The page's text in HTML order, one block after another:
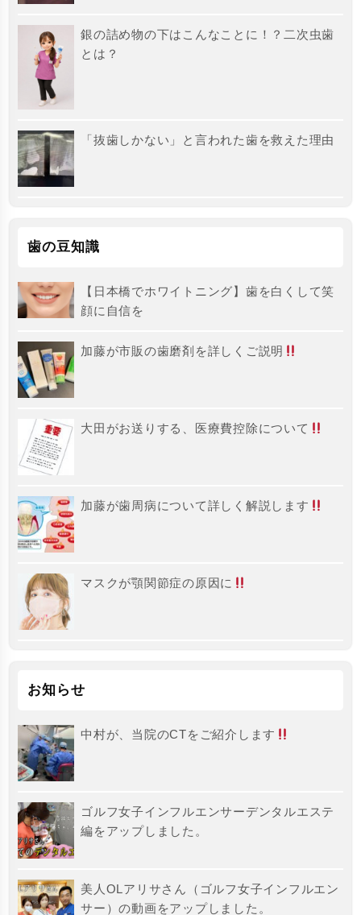
銀の詰め物の下はこんなことに！？二次虫歯
とは？
「抜歯しかない」と言われた歯を救えた理由
歯の豆知識
【日本橋でホワイトニング】歯を白くして笑
顔に自信を
加藤が市販の歯磨剤を詳しくご説明
大田がお送りする、医療費控除について
加藤が歯周病について詳しく解説します
マスクが顎関節症の原因に
お知らせ
中村が、当院のCTをご紹介します
ゴルフ女子インフルエンサーデンタルエステ
編をアップしました。
美人OLアリサさん（ゴルフ女子インフルエン
サー）の動画をアップしました。